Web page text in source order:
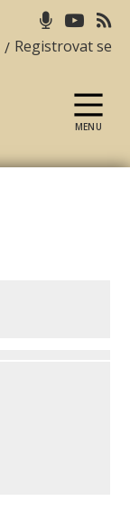
/ Registrovat se
MENU